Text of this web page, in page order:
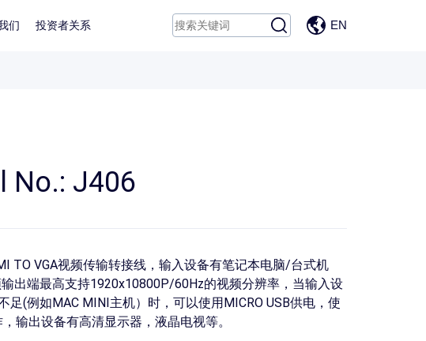
们 投资者关系 EN
No.: J406
TO VGA视频传输转接线，输入设备有笔记本电脑/台式机
输出端最高支持1920x10800P/60Hz的视频分辨率，当输入设
足(例如MAC MINI主机）时，可以使用MICRO USB供电，使
输出设备有高清显示器，液晶电视等。